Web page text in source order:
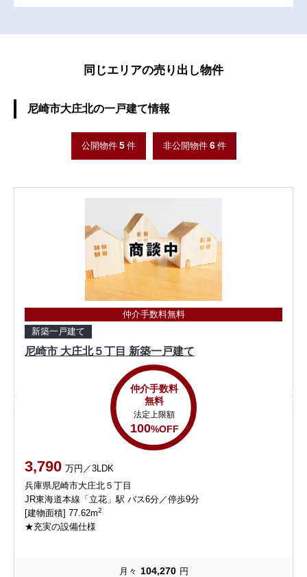
同じエリアの売り出し物件
尼崎市大庄北の一戸建て情報
公開物件 5 件 非公開物件 6 件
仲介手数料無料
新築一戸建て
尼崎市 大庄北５丁目 新築一戸建て
仲介手数料
無料
法定上限額
100%OFF
3,790 万円／3LDK
兵庫県尼崎市大庄北５丁目
JR東海道本線「立花」駅 バス6分／停歩9分
[建物面積] 77.62m2
★充実の設備仕様
月々 104,270 円